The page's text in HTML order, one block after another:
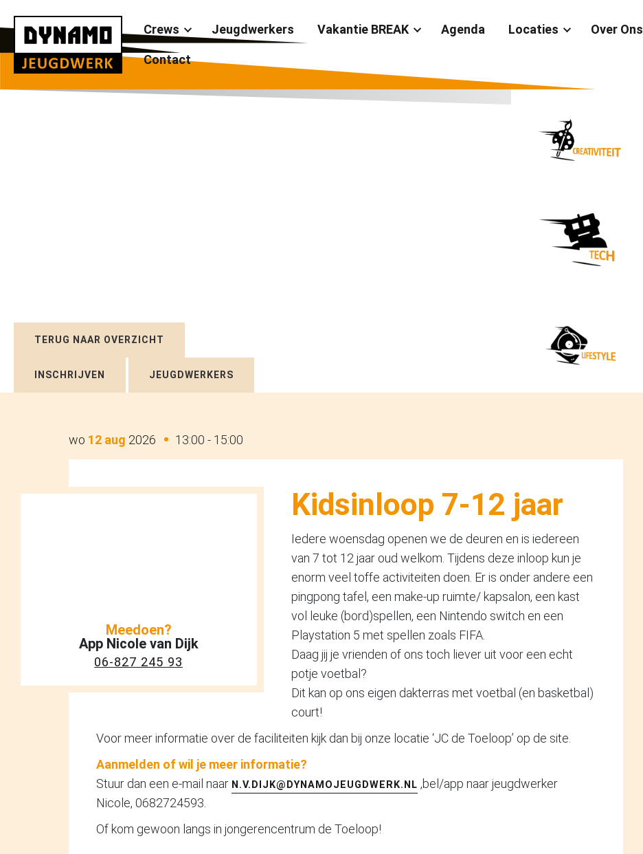
Crews Jeugdwerkers Vakantie BREAK Agenda Locaties Over Ons
Contact
TERUG NAAR OVERZICHT
INSCHRIJVEN JEUGDWERKERS
wo 12 aug 2026 13:00 - 15:00
Meedoen?
App Nicole van Dijk
06-827 245 93
Kidsinloop 7-12 jaar
Iedere woensdag openen we de deuren en is iedereen
van 7 tot 12 jaar oud welkom. Tijdens deze inloop kun je
enorm veel toffe activiteiten doen. Er is onder andere een
pingpong tafel, een make-up ruimte/ kapsalon, een kast
vol leuke (bord)spellen, een Nintendo switch en een
Playstation 5 met spellen zoals FIFA.
Daag jij je vrienden of ons toch liever uit voor een echt
potje voetbal?
Dit kan op ons eigen dakterras met voetbal (en basketbal)
court!
Voor meer informatie over de faciliteiten kijk dan bij onze locatie ‘JC de Toeloop’ op de site.
Aanmelden of wil je meer informatie?
Stuur dan een e-mail naar N.V.DIJK@DYNAMOJEUGDWERK.NL ,bel/app naar jeugdwerker
Nicole, 0682724593.
Of kom gewoon langs in jongerencentrum de Toeloop!